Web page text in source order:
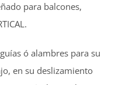
para balcones,
ó alambres para su
en su deslizamiento